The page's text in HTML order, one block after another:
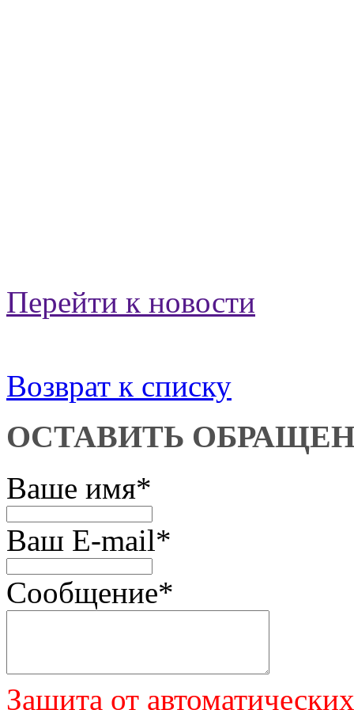
Перейти к новости
Возврат к списку
ОСТАВИТЬ
Ваше имя*
Ваш E-mail*
Сообщение*
Защита от